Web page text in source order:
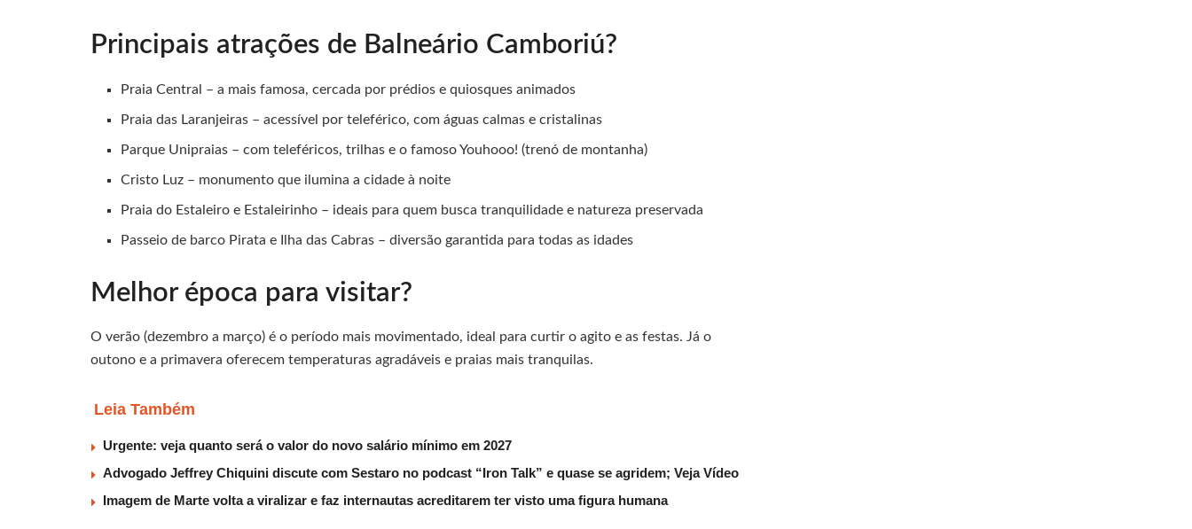
Principais atrações de Balneário Camboriú?
Praia Central – a mais famosa, cercada por prédios e quiosques animados
Praia das Laranjeiras – acessível por teleférico, com águas calmas e cristalinas
Parque Unipraias – com teleféricos, trilhas e o famoso Youhooo! (trenó de montanha)
Cristo Luz – monumento que ilumina a cidade à noite
Praia do Estaleiro e Estaleirinho – ideais para quem busca tranquilidade e natureza preservada
Passeio de barco Pirata e Ilha das Cabras – diversão garantida para todas as idades
Melhor época para visitar?
O verão (dezembro a março) é o período mais movimentado, ideal para curtir o agito e as festas. Já o
outono e a primavera oferecem temperaturas agradáveis e praias mais tranquilas.
Leia Também
Urgente: veja quanto será o valor do novo salário mínimo em 2027
Advogado Jeffrey Chiquini discute com Sestaro no podcast “Iron Talk” e quase se agridem; Veja Vídeo
Imagem de Marte volta a viralizar e faz internautas acreditarem ter visto uma figura humana